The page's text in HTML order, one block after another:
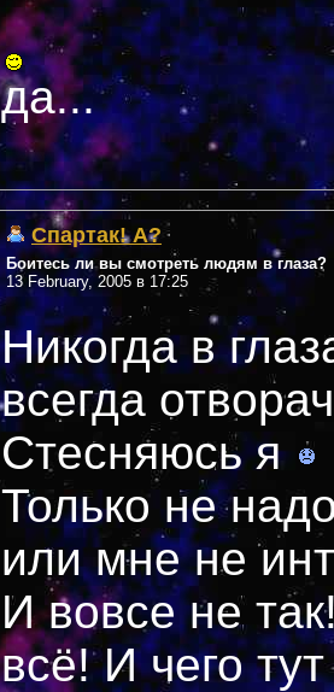
да...
Спартак! А?
Боитесь ли вы смотреть людям в глаза?
13 February, 2005 в 17:25
Никогда в
всегда
Стесняюсь я
Только не
или мне не
И вовсе не
всё! И чего